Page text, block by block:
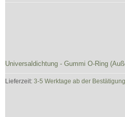
Universaldichtung - Gummi O-Ring
Lieferzeit: 3-5 Werktage ab der